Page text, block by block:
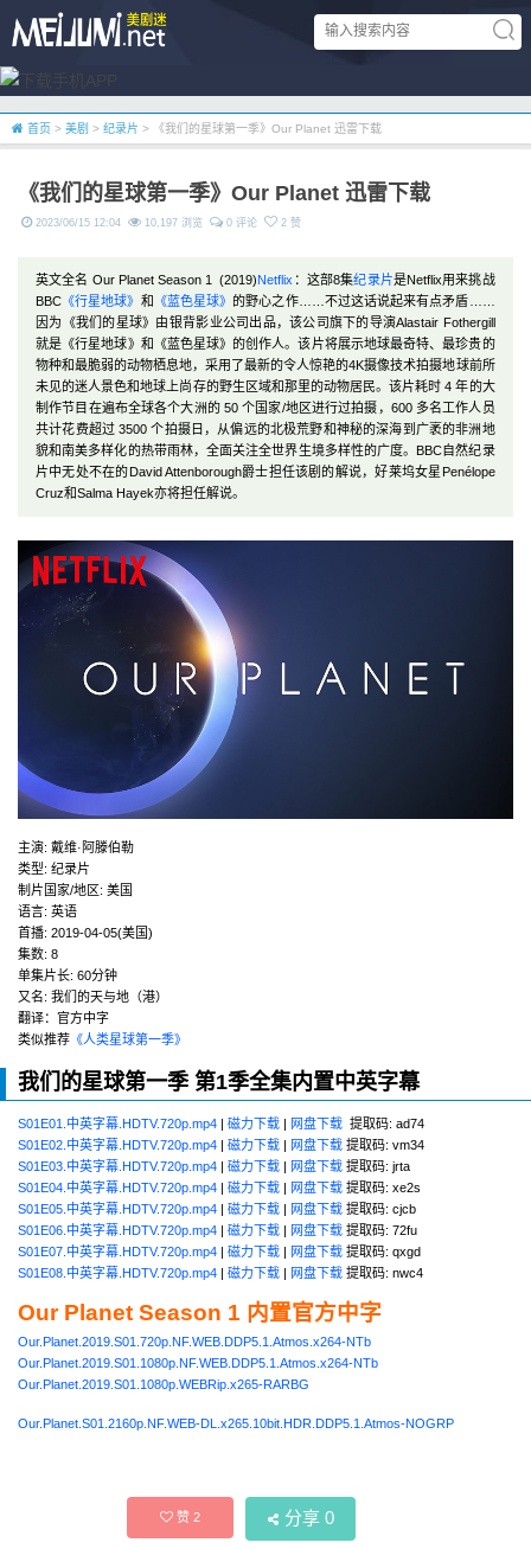
首页 > 美剧 > 纪录片 > 《我们的星球第一季》Our Planet 迅雷下载
《我们的星球第一季》Our Planet 迅雷下载
2023/06/15 12:04 10,197 浏览 0 评论 2 赞
英文全名 Our Planet Season 1 (2019)Netflix ：这部8集纪录片是Netflix用来挑战
BBC 《行星地球》 和 《蓝色星球》 的野心之作……不过这话说起来有点矛盾……
因为《我们的星球》由银背影业公司出品，该公司旗下的导演Alastair Fothergill
就是《行星地球》和《蓝色星球》的创作人。该片将展示地球最奇特、最珍贵的
物种和最脆弱的动物栖息地，采用了最新的令人惊艳的4K摄像技术拍摄地球前所
未见的迷人景色和地球上尚存的野生区域和那里的动物居民。该片耗时 4 年的大
制作节目在遍布全球各个大洲的 50 个国家/地区进行过拍摄，600 多名工作人员
共计花费超过 3500 个拍摄日，从偏远的北极荒野和神秘的深海到广袤的非洲地
貌和南美多样化的热带雨林，全面关注全世界生境多样性的广度。BBC自然纪录
片中无处不在的David Attenborough爵士担任该剧的解说，好莱坞女星Penélope
Cruz和Salma Hayek亦将担任解说。
主演: 戴维·阿滕伯勒
类型: 纪录片
制片国家/地区: 美国
语言: 英语
首播: 2019-04-05(美国)
集数: 8
单集片长: 60分钟
又名: 我们的天与地（港）
翻译：官方中字
类似推荐 《人类星球第一季》
我们的星球第一季 第1季全集内置中英字幕
S01E01.中英字幕.HDTV.720p.mp4 | 磁力下载 | 网盘下载 提取码: ad74
S01E02.中英字幕.HDTV.720p.mp4 | 磁力下载 | 网盘下载 提取码: vm34
S01E03.中英字幕.HDTV.720p.mp4 | 磁力下载 | 网盘下载 提取码: jrta
S01E04.中英字幕.HDTV.720p.mp4 | 磁力下载 | 网盘下载 提取码: xe2s
S01E05.中英字幕.HDTV.720p.mp4 | 磁力下载 | 网盘下载 提取码: cjcb
S01E06.中英字幕.HDTV.720p.mp4 | 磁力下载 | 网盘下载 提取码: 72fu
S01E07.中英字幕.HDTV.720p.mp4 | 磁力下载 | 网盘下载 提取码: qxgd
S01E08.中英字幕.HDTV.720p.mp4 | 磁力下载 | 网盘下载 提取码: nwc4
Our Planet Season 1 内置官方中字
Our.Planet.2019.S01.720p.NF.WEB.DDP5.1.Atmos.x264-NTb
Our.Planet.2019.S01.1080p.NF.WEB.DDP5.1.Atmos.x264-NTb
Our.Planet.2019.S01.1080p.WEBRip.x265-RARBG
Our.Planet.S01.2160p.NF.WEB-DL.x265.10bit.HDR.DDP5.1.Atmos-NOGRP
赞2 分享 0